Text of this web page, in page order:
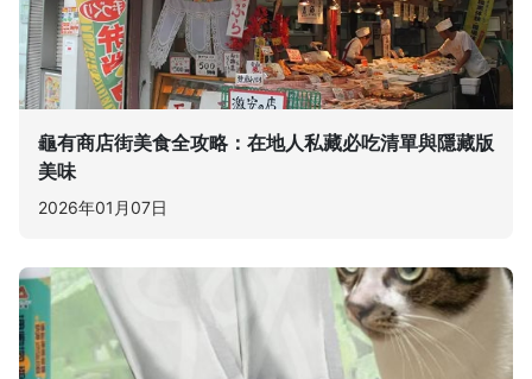
龜有商店街美食全攻略：在地人私藏必吃清單與隱藏版
美味
2026年01月07日